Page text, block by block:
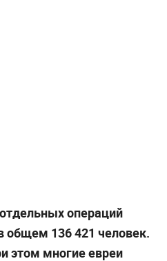
операций
общем 136 421 человек.
этом многие евреи